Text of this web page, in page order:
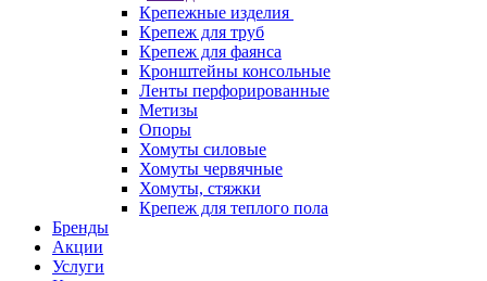
Крепежные изделия
Крепеж для труб
Крепеж для фаянса
Кронштейны консольные
Ленты перфорированные
Метизы
Опоры
Хомуты силовые
Хомуты червячные
Хомуты, стяжки
Крепеж для теплого пола
Бренды
Акции
Услуги